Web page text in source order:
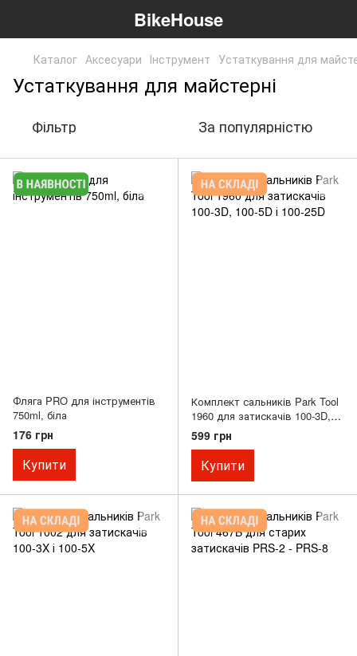
BikeHouse
Каталог Аксесуари Інструмент Устаткування для
Устаткування для майстерні
Фільтр За популярністю
Фляга PRO для інструментів
750ml, біла
176 грн
Купити
Комплект сальників Park Tool
1960 для затискачів 100-3D,
100-5D і 100-25D
599 грн
Купити